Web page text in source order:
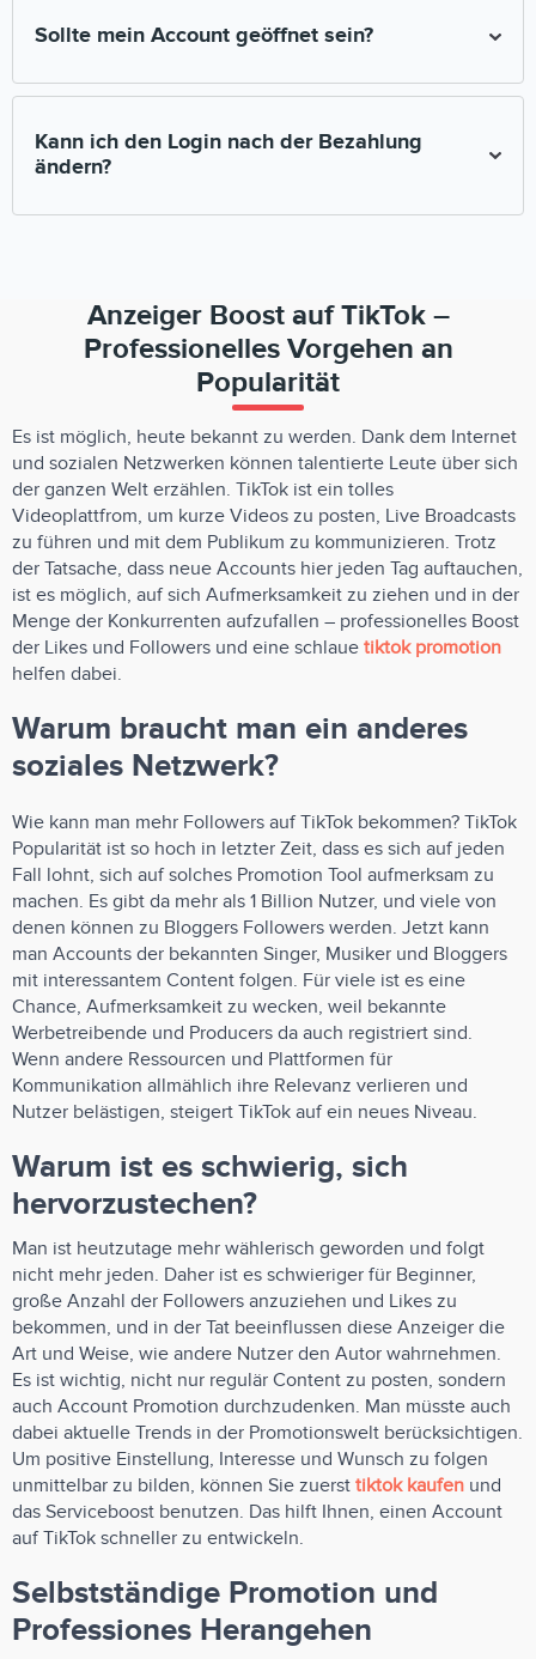
erhalten Sie eine elektronische Quittung, der uns dazu
vollem Umfang zu erfüllen.
Sollte mein Account geöffnet sein?
Ja, Ihr Konto muss geöffnet sein. Die Werbung für
Kann ich den Login nach der Bezahlung
ändern?
Anzeiger Boost auf TikTok –
Professionelles Vorgehen an
Popularität
Es ist möglich, heute bekannt zu werden. Dank dem Internet
und sozialen Netzwerken können talentierte Leute über sich
der ganzen Welt erzählen. TikTok ist ein tolles
Videoplattfrom, um kurze Videos zu posten, Live Broadcasts
zu führen und mit dem Publikum zu kommunizieren. Trotz
der Tatsache, dass neue Accounts hier jeden Tag auftauchen,
ist es möglich, auf sich Aufmerksamkeit zu ziehen und in der
Menge der Konkurrenten aufzufallen – professionelles Boost
der Likes und Followers und eine schlaue tiktok promotion
helfen dabei.
Warum braucht man ein anderes
soziales Netzwerk?
Wie kann man mehr Followers auf TikTok bekommen? TikTok
Popularität ist so hoch in letzter Zeit, dass es sich auf jeden
Fall lohnt, sich auf solches Promotion Tool aufmerksam zu
machen. Es gibt da mehr als 1 Billion Nutzer, und viele von
denen können zu Bloggers Followers werden. Jetzt kann
man Accounts der bekannten Singer, Musiker und Bloggers
mit interessantem Content folgen. Für viele ist es eine
Chance, Aufmerksamkeit zu wecken, weil bekannte
Werbetreibende und Producers da auch registriert sind.
Wenn andere Ressourcen und Plattformen für
Kommunikation allmählich ihre Relevanz verlieren und
Nutzer belästigen, steigert TikTok auf ein neues Niveau.
Warum ist es schwierig, sich
hervorzustechen?
Man ist heutzutage mehr wählerisch geworden und folgt
nicht mehr jeden. Daher ist es schwieriger für Beginner,
große Anzahl der Followers anzuziehen und Likes zu
bekommen, und in der Tat beeinflussen diese Anzeiger die
Art und Weise, wie andere Nutzer den Autor wahrnehmen.
Es ist wichtig, nicht nur regulär Content zu posten, sondern
auch Account Promotion durchzudenken. Man müsste auch
dabei aktuelle Trends in der Promotionswelt berücksichtigen.
Um positive Einstellung, Interesse und Wunsch zu folgen
unmittelbar zu bilden, können Sie zuerst tiktok kaufen und
das Serviceboost benutzen. Das hilft Ihnen, einen Account
auf TikTok schneller zu entwickeln.
Selbstständige Promotion und
Professiones Herangehen